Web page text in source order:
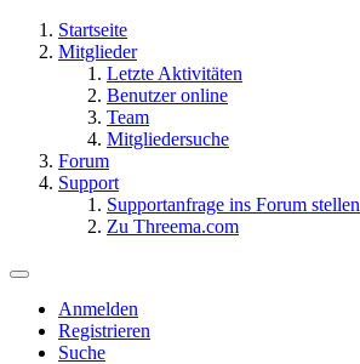
Startseite
Mitglieder
Letzte Aktivitäten
Benutzer online
Team
Mitgliedersuche
Forum
Support
Supportanfrage ins Forum stellen
Zu Threema.com
Anmelden
Registrieren
Suche